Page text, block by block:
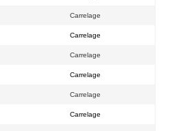
Carrelage
Carrelage
Carrelage
Carrelage
Carrelage
Carrelage